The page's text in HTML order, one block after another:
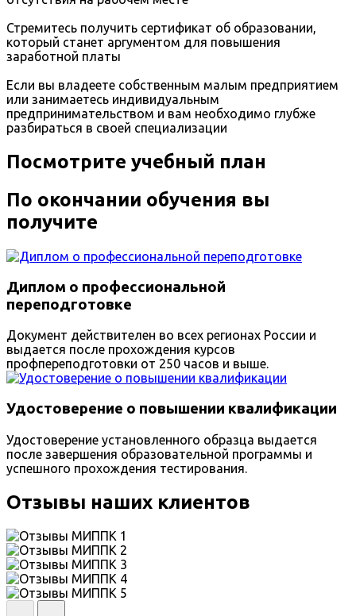
Стремитесь получить сертификат об образовании,
который станет аргументом для повышения
заработной платы
Если вы владеете собственным малым предприятием
или занимаетесь индивидуальным
предпринимательством и вам необходимо глубже
разбираться в своей специализации
Посмотрите учебный план
По окончании обучения вы
получите
Диплом о профессиональной
переподготовке
Документ действителен во всех регионах России и
выдается после прохождения курсов
профпереподготовки от 250 часов и выше.
Удостоверение о повышении квалификации
Удостоверение установленного образца выдается
после завершения образовательной программы и
успешного прохождения тестирования.
Отзывы наших клиентов